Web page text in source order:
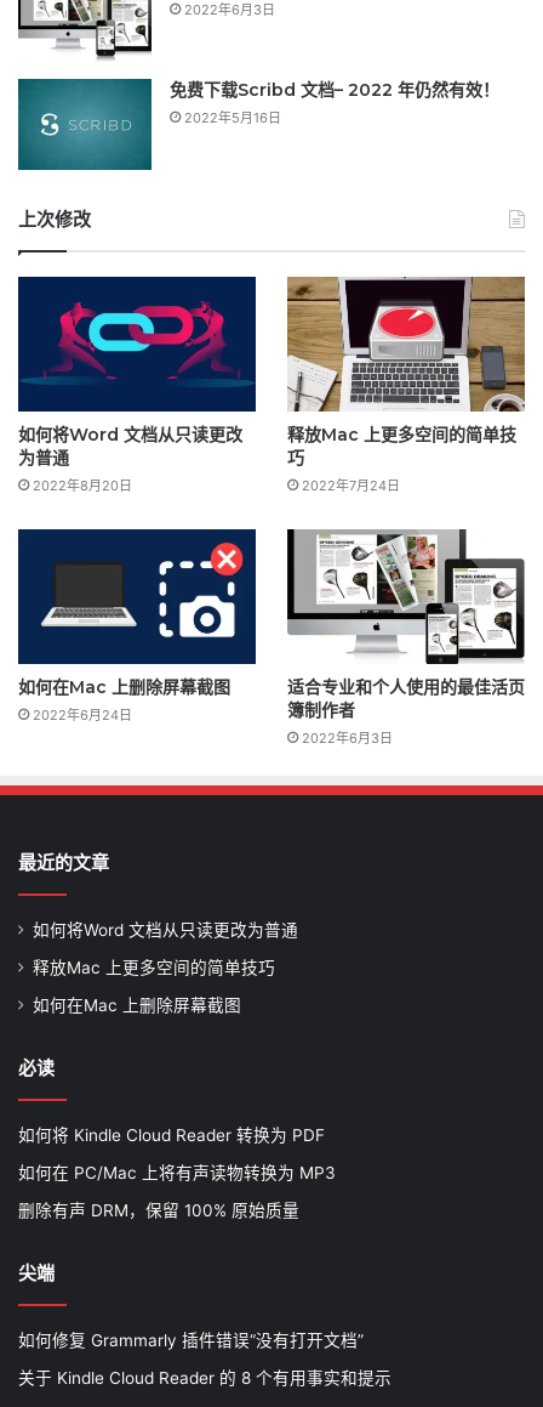
2022年6月3日
免费下载Scribd 文档– 2022 年仍然有效！
2022年5月16日
上次修改
如何将Word 文档从只读更改
为普通
2022年8月20日
释放Mac 上更多空间的简单技
巧
2022年7月24日
如何在Mac 上删除屏幕截图
2022年6月24日
适合专业和个人使用的最佳活页
簿制作者
2022年6月3日
最近的文章
如何将Word 文档从只读更改为普通
释放Mac 上更多空间的简单技巧
如何在Mac 上删除屏幕截图
必读
如何将 Kindle Cloud Reader 转换为 PDF
如何在 PC/Mac 上将有声读物转换为 MP3
删除有声 DRM，保留 100% 原始质量
尖端
如何修复 Grammarly 插件错误“没有打开文档”
关于 Kindle Cloud Reader 的 8 个有用事实和提示